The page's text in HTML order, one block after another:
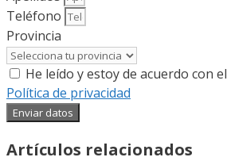
Teléfono
Provincia
He leído y estoy de acuerdo con el
Política de privacidad
Enviar datos
Artículos relacionados